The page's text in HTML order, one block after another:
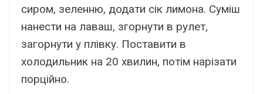
сиром, зеленню, додати сік лимона. Суміш
нанести на лаваш, згорнути в рулет,
загорнути у плівку. Поставити в
холодильник на 20 хвилин, потім нарізати
порційно.